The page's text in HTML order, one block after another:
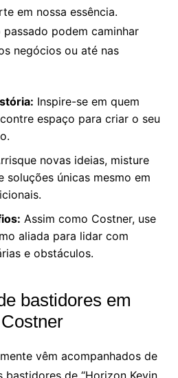
em nossa essência.
podem caminhar
negócios ou até nas
Inspire-se em quem
espaço para criar o seu
novas ideias, misture
soluções únicas mesmo em
Assim como Costner, use
aliada para lidar com
e obstáculos.
bastidores em
vêm acompanhados de
bastidores de “Horizon Kevin